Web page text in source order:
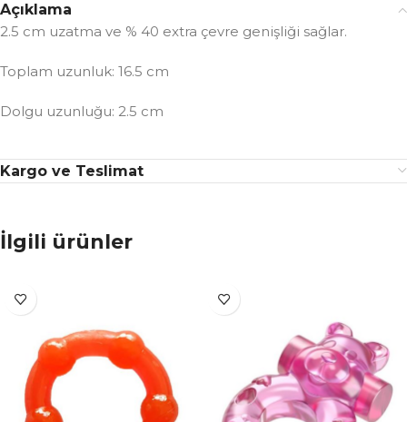
Açıklama
2.5 cm uzatma ve % 40 extra çevre genişliği sağlar.
Toplam uzunluk: 16.5 cm
Dolgu uzunluğu: 2.5 cm
Kargo ve Teslimat
İlgili ürünler